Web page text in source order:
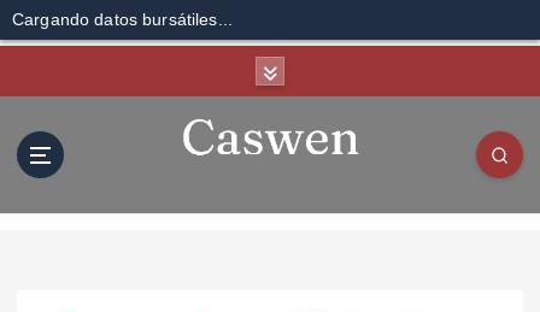
Cargando datos bursátiles...